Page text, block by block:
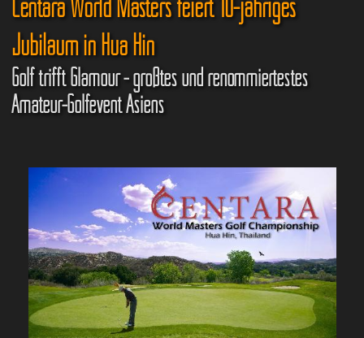
Jubiläum in Hua Hin
Golf trifft Glamour - größtes und renommiertestes
Amateur-Golfevent Asiens